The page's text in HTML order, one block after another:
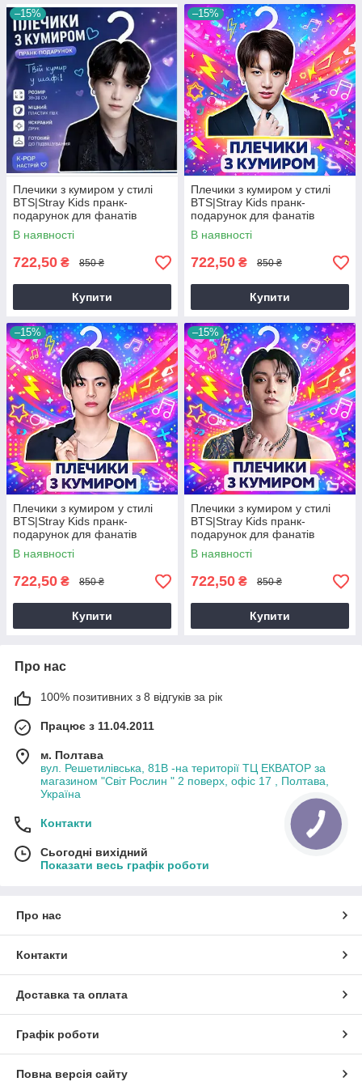
–15%
Плечики з кумиром у стилі
BTS|Stray Kids пранк-
подарунок для фанатів
В наявності
722,50 ₴ 850 ₴
Купити
–15%
Плечики з кумиром у стилі
BTS|Stray Kids пранк-
подарунок для фанатів
В наявності
722,50 ₴ 850 ₴
Купити
–15%
Плечики з кумиром у стилі
BTS|Stray Kids пранк-
подарунок для фанатів
В наявності
722,50 ₴ 850 ₴
Купити
–15%
Плечики з кумиром у стилі
BTS|Stray Kids пранк-
подарунок для фанатів
В наявності
722,50 ₴ 850 ₴
Купити
Про нас
100% позитивних з 8 відгуків за рік
Працює з 11.04.2011
м. Полтава
вул. Решетилівська, 81В -на території ТЦ ЕКВАТОР за
магазином "Світ Рослин " 2 поверх, офіс 17 , Полтава,
Україна
Контакти
Сьогодні вихідний
Показати весь графік роботи
Про нас
Контакти
Доставка та оплата
Графік роботи
Повна версія сайту